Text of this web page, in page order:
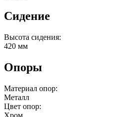
Сидение
Высота сидения:
420 мм
Опоры
Материал опор:
Металл
Цвет опор:
Хром